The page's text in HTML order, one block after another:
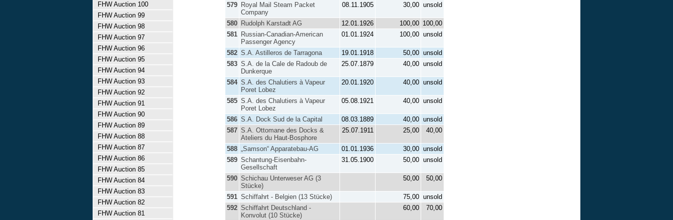
FHW Auction 100
FHW Auction 99
FHW Auction 98
FHW Auction 97
FHW Auction 96
FHW Auction 95
FHW Auction 94
FHW Auction 93
FHW Auction 92
FHW Auction 91
FHW Auction 90
FHW Auction 89
FHW Auction 88
FHW Auction 87
FHW Auction 86
FHW Auction 85
FHW Auction 84
FHW Auction 83
FHW Auction 82
FHW Auction 81
579 Royal Mail Steam Packet
Company
08.11.1905 30,00 unsold
580 Rudolph Karstadt AG 12.01.1926 100,00 100,00
581 Russian-Canadian-American
Passenger Agency
01.01.1924 100,00 unsold
582 S.A. Astilleros de Tarragona 19.01.1918 50,00 unsold
583 S.A. de la Cale de Radoub de
Dunkerque
25.07.1879 40,00 unsold
584 S.A. des Chalutiers à Vapeur
Poret Lobez
20.01.1920 40,00 unsold
585 S.A. des Chalutiers à Vapeur
Poret Lobez
05.08.1921 40,00 unsold
586 S.A. Dock Sud de la Capital 08.03.1889 40,00 unsold
587 S.A. Ottomane des Docks &
Ateliers du Haut-Bosphore
25.07.1911 25,00 40,00
588 „Samson“ Apparatebau-AG 01.01.1936 30,00 unsold
589 Schantung-Eisenbahn-
Gesellschaft
31.05.1900 50,00 unsold
590 Schichau Unterweser AG (3
Stücke)
50,00 50,00
591 Schiffahrt - Belgien (13 Stücke) 75,00 unsold
592 Schiffahrt Deutschland -
Konvolut (10 Stücke)
60,00 70,00